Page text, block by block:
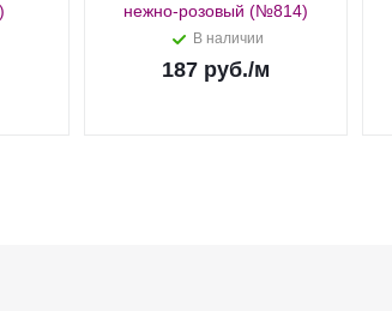
нежно-розовый (№814)
В наличии
187 руб./м